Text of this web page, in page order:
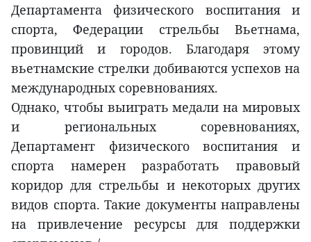
Департамента физического воспитания и
спорта, Федерации стрельбы Вьетнама,
провинций и городов. Благодаря этому
вьетнамские стрелки добиваются успехов на
международных соревнованиях.
Однако, чтобы выиграть медали на мировых
и региональных соревнованиях,
Департамент физического воспитания и
спорта намерен разработать правовый
коридор для стрельбы и некоторых других
видов спорта. Такие документы направлены
на привлечение ресурсы для поддержки